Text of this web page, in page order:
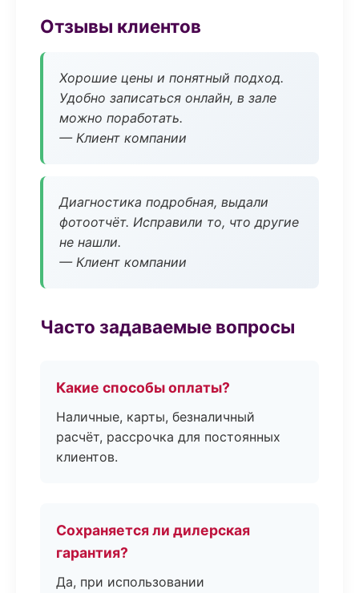
Отзывы клиентов
Хорошие цены и понятный подход.
Удобно записаться онлайн, в зале
можно поработать.
— Клиент компании
Диагностика подробная, выдали
фотоотчёт. Исправили то, что другие
не нашли.
— Клиент компании
Часто задаваемые вопросы
Какие способы оплаты?
Наличные, карты, безналичный
расчёт, рассрочка для постоянных
клиентов.
Сохраняется ли дилерская
гарантия?
Да, при использовании